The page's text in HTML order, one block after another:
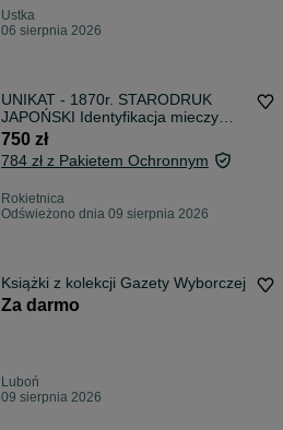
Ustka
06 sierpnia 2026
UNIKAT - 1870r. STARODRUK
JAPOŃSKI Identyfikacja mieczy
katana broń
750 zł
784 zł z Pakietem Ochronnym
Rokietnica
Odświeżono dnia 09 sierpnia 2026
Książki z kolekcji Gazety Wyborczej
Za darmo
Luboń
09 sierpnia 2026